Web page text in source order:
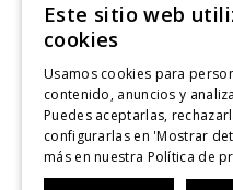
Servicio al Consumidor
Centro de Ayuda
Contáctanos
Giftcard
Retiro en tienda
Términos y Condiciones
Políticas de Despacho
Cambios, Retracto y
Cuenta
Mi Cuenta
Sigue tu compra
Este sitio web
cookies
Usamos cookies para
contenido, anuncios y
Puedes aceptarlas,
configurarlas en 'Mostrar
más en nuestra Política de